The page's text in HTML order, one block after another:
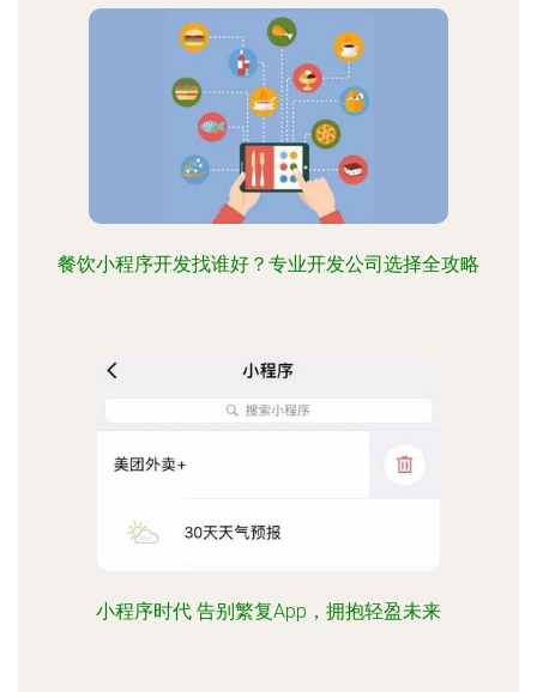
餐饮小程序开发找谁好？专业开发公司选择全攻略
小程序时代 告别繁复App，拥抱轻盈未来